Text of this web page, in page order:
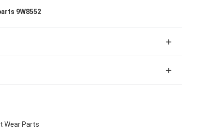
9W8552
Wear Parts